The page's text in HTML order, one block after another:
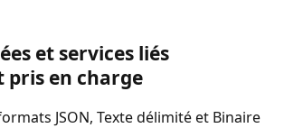
et services liés
en charge
JSON, Texte délimité et Binaire